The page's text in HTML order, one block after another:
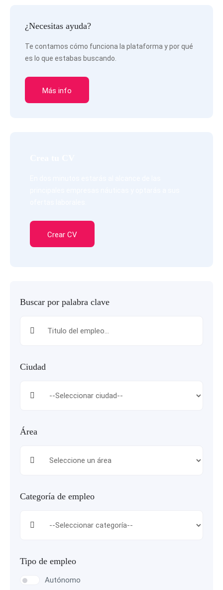
¿Necesitas ayuda?
Te contamos cómo funciona la plataforma y por qué
es lo que estabas buscando.
Más info
Crear CV
Buscar por palabra clave
Ciudad
Área
Categoría de empleo
Tipo de empleo
Autónomo